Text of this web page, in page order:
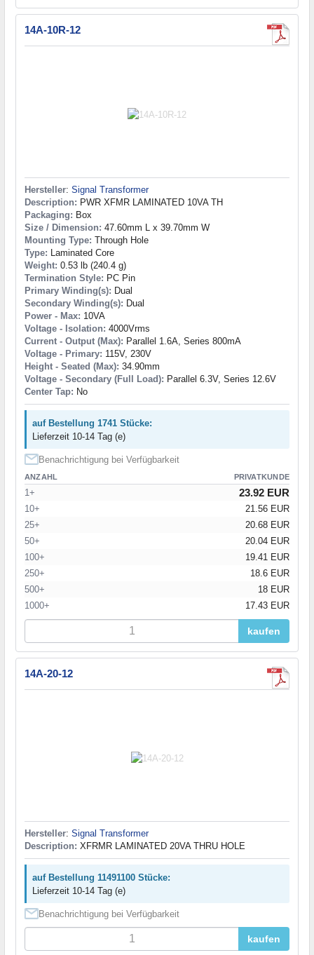
14A-10R-12
Hersteller: Signal Transformer
Description: PWR XFMR LAMINATED 10VA TH
Packaging: Box
Size / Dimension: 47.60mm L x 39.70mm W
Mounting Type: Through Hole
Type: Laminated Core
Weight: 0.53 lb (240.4 g)
Termination Style: PC Pin
Primary Winding(s): Dual
Secondary Winding(s): Dual
Power - Max: 10VA
Voltage - Isolation: 4000Vrms
Current - Output (Max): Parallel 1.6A, Series 800mA
Voltage - Primary: 115V, 230V
Height - Seated (Max): 34.90mm
Voltage - Secondary (Full Load): Parallel 6.3V, Series 12.6V
Center Tap: No
auf Bestellung 1741 Stücke:
Lieferzeit 10-14 Tag (e)
Benachrichtigung bei Verfügbarkeit
ANZAHL PRIVATKUNDE
1+ 23.92 EUR
10+
21.56 EUR
25+
20.68 EUR
50+
20.04 EUR
100+
19.41 EUR
250+
18.6 EUR
500+
18 EUR
1000+
17.43 EUR
kaufen
14A-20-12
Hersteller: Signal Transformer
Description: XFRMR LAMINATED 20VA THRU HOLE
auf Bestellung 11491100 Stücke:
Lieferzeit 10-14 Tag (e)
Benachrichtigung bei Verfügbarkeit
kaufen